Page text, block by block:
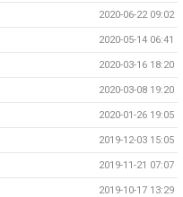
2020-06-22 09:02
2020-05-14 06:41
2020-03-16 18:20
2020-03-08 19:20
2020-01-26 19:05
2019-12-03 15:05
2019-11-21 07:07
2019-10-17 13:29